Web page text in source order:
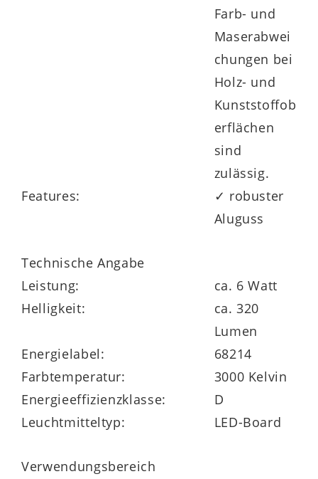
Farb- und
Maserabwei
chungen bei
Holz- und
Kunststoffob
erflächen
sind
zulässig.
Features:
✓ robuster
Aluguss
Technische Angabe
Leistung:
ca. 6 Watt
Helligkeit:
ca. 320
Lumen
Energielabel:
68214
Farbtemperatur:
3000 Kelvin
Energieeffizienzklasse:
D
Leuchtmitteltyp:
LED-Board
Verwendungsbereich